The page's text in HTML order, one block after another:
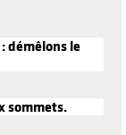
démêlons le
sommets.